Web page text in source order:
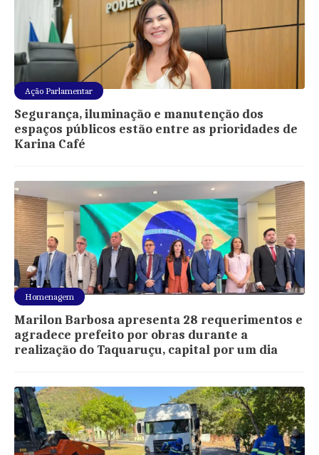
Ação Parlamentar
Segurança, iluminação e manutenção dos
espaços públicos estão entre as prioridades de
Karina Café
Homenagem
Marilon Barbosa apresenta 28 requerimentos e
agradece prefeito por obras durante a
realização do Taquaruçu, capital por um dia